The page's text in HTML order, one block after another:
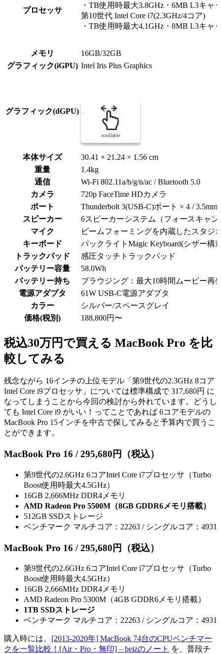
プロセッサ
・TB使用時最大3.8GHz・6MB L3キャ
第10世代 Intel Core i7(2.3GHz/4コア)
・TB使用時最大4.1GHz・8MB L3キャ
メモリ
16GB/32GB
グラフィック(iGPU) Intel Iris Plus Graphics
グラフィック(dGPU) –
本体サイズ
30.41 × 21.24 × 1.56 cm
重量
1.4kg
通信
Wi-Fi 802.11a/b/g/n/ac / Bluetooth 5.0
カメラ
720p FaceTime HDカメラ
ポート
Thunderbolt 3(USB-C)ポート × 4 /
スピーカー
6スピーカーシステム（フォースキャ
マイク
ビームフォーミングを内蔵したスタジ
キーボード
バックライトMagic Keyboard(シザー
トラックパッド
感圧タッチトラックパッド
バッテリー容量
58.0Wh
バッテリー持ち
ブラウジング：最大10時間ムービー再
電源アダプタ
61W USB-C電源アダプタ
カラー
シルバー/スペースグレイ
価格(税別)
188,800円〜
scrollable
税込30万円で買える MacBook Pro を比
較してみる
残念ながら 16インチの上位モデル「第9世代の2.3GHz 8コア
Intel Core i9プロセッサ」については標準構成で 317,680円 に
なってしまうことから今回の検討から外れています。どうし
ても Intel Core i9 がいい！ってことであれば 6コアモデルの
MacBook Pro 15インチを中古で探してみると予算内で買うこ
とができます。
MacBook Pro 16 / 295,680円（税込）
第9世代の2.6GHz 6コアIntel Core i7プロセッサ（Turbo
Boost使用時最大4.5GHz）
16GB 2,666MHz DDR4メモリ
AMD Radeon Pro 5500M（8GB GDDR6メ‍モ‍リ搭載）
512GB SSDストレージ
ベンチマーク マルチコア：22263 / シングルコア：4931
MacBook Pro 16 / 295,680円（税込）
第9世代の2.6GHz 6コアIntel Core i7プロセッサ（Turbo
Boost使用時最大4.5GHz）
16GB 2,666MHz DDR4メモリ
AMD Radeon Pro 5300M（4GB GDDR6メ‍モ‍リ搭載）
1TB SSDストレージ
ベンチマーク マルチコア：22263 / シングルコア：4931
購入時には、 [2013-2020年] MacBook 74台のCPUベンチマー
クを一覧比較！[Air・Pro・無印] – beizのノート を、普段チ